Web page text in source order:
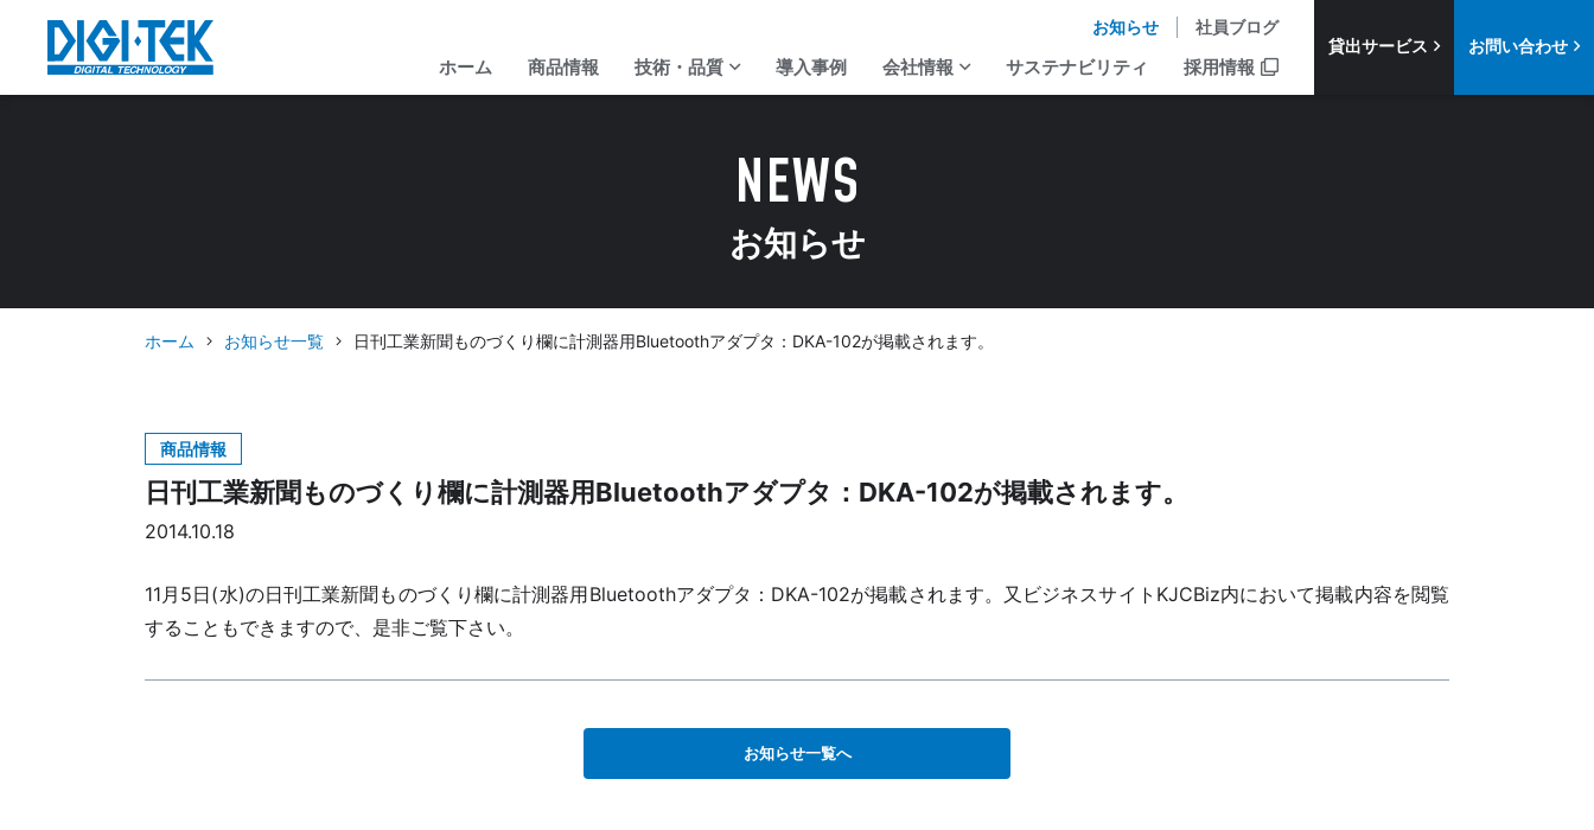
お知らせ 社員ブログ
ホーム 商品情報 技術・品質 導入事例 会社情報 サステナビリティ 採用情報
貸出サービス お問い合わせ
NEWS
お知らせ
ホーム お知らせ一覧 日刊工業新聞ものづくり欄に計測器用Bluetoothアダプタ：DKA-102が掲載されます。
商品情報
日刊工業新聞ものづくり欄に計測器用Bluetoothアダプタ：DKA-102が掲載されます。
2014.10.18
11月5日(水)の日刊工業新聞ものづくり欄に計測器用Bluetoothアダプタ：DKA-102が掲載されます。又ビジネスサイトKJCBiz内において掲載内容を閲覧
することもできますので、是非ご覧下さい。
お知らせ一覧へ